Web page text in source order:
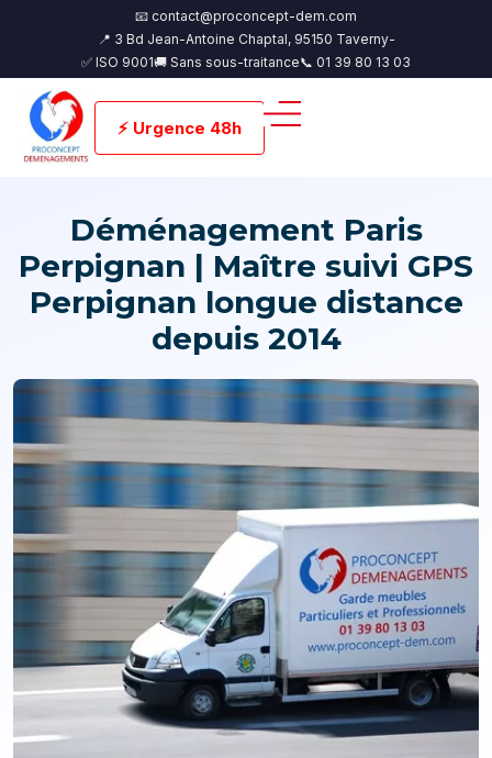
📧 contact@proconcept-dem.com
📍 3 Bd Jean-Antoine Chaptal, 95150 Taverny-
✅ ISO 9001🚚 Sans sous-traitance📞 01 39 80 13 03
⚡ Urgence 48h
Déménagement Paris
Perpignan | Maître suivi GPS
Perpignan longue distance
depuis 2014